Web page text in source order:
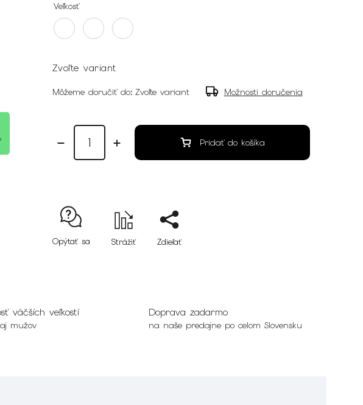
Veľkosť
Zvoľte variant
Môžeme doručiť do: Zvoľte variant Možnosti doručenia
Pridať do košíka
Opýtať sa Strážiť Zdieľať
väčších veľkostí
mužov
Doprava zadarmo
na naše predajne po celom Slovensku